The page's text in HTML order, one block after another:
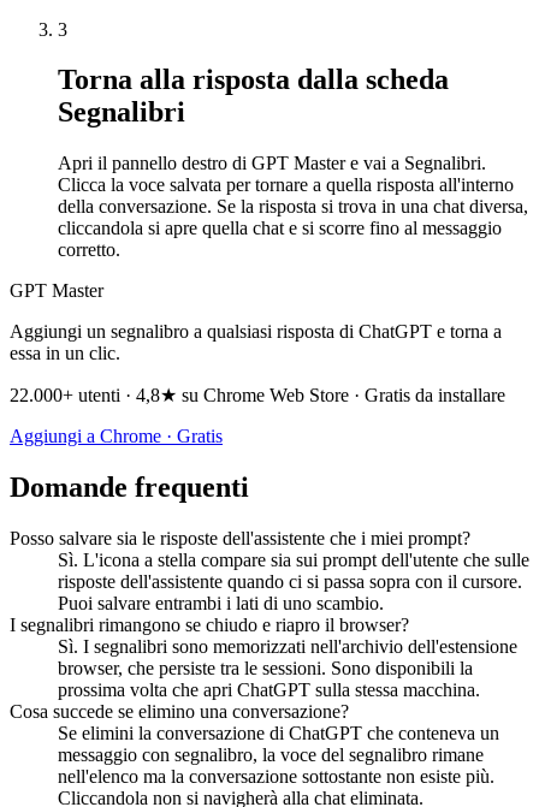
3
Torna alla risposta dalla scheda
Segnalibri
Apri il pannello destro di GPT Master e vai a Segnalibri.
Clicca la voce salvata per tornare a quella risposta all'interno
della conversazione. Se la risposta si trova in una chat diversa,
cliccandola si apre quella chat e si scorre fino al messaggio
corretto.
GPT Master
Aggiungi un segnalibro a qualsiasi risposta di ChatGPT e torna a
essa in un clic.
22.000+ utenti · 4,8★ su Chrome Web Store · Gratis da installare
Aggiungi a Chrome · Gratis
Domande frequenti
Posso salvare sia le risposte dell'assistente che i miei prompt?
Sì. L'icona a stella compare sia sui prompt dell'utente che sulle
risposte dell'assistente quando ci si passa sopra con il cursore.
Puoi salvare entrambi i lati di uno scambio.
I segnalibri rimangono se chiudo e riapro il browser?
Sì. I segnalibri sono memorizzati nell'archivio dell'estensione
browser, che persiste tra le sessioni. Sono disponibili la
prossima volta che apri ChatGPT sulla stessa macchina.
Cosa succede se elimino una conversazione?
Se elimini la conversazione di ChatGPT che conteneva un
messaggio con segnalibro, la voce del segnalibro rimane
nell'elenco ma la conversazione sottostante non esiste più.
Cliccandola non si navigherà alla chat eliminata.